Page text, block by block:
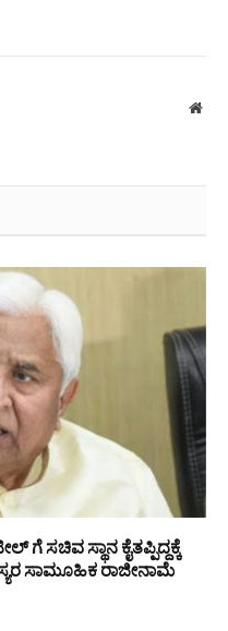
ಸಚಿವ ಸ್ಥಾನ ಕೈತಪ್ಪಿದ್ದಕ್ಕೆ
ಸಾಮೂಹಿಕ ರಾಜೀನಾಮೆ